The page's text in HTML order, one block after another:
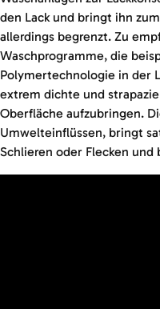
den Lack und bringt ihn
allerdings begrenzt. Zu
Waschprogramme, die
Polymertechnologie in der
extrem dichte und
Oberfläche aufzubringen.
Umwelteinflüssen, bringt
Schlieren oder Flecken